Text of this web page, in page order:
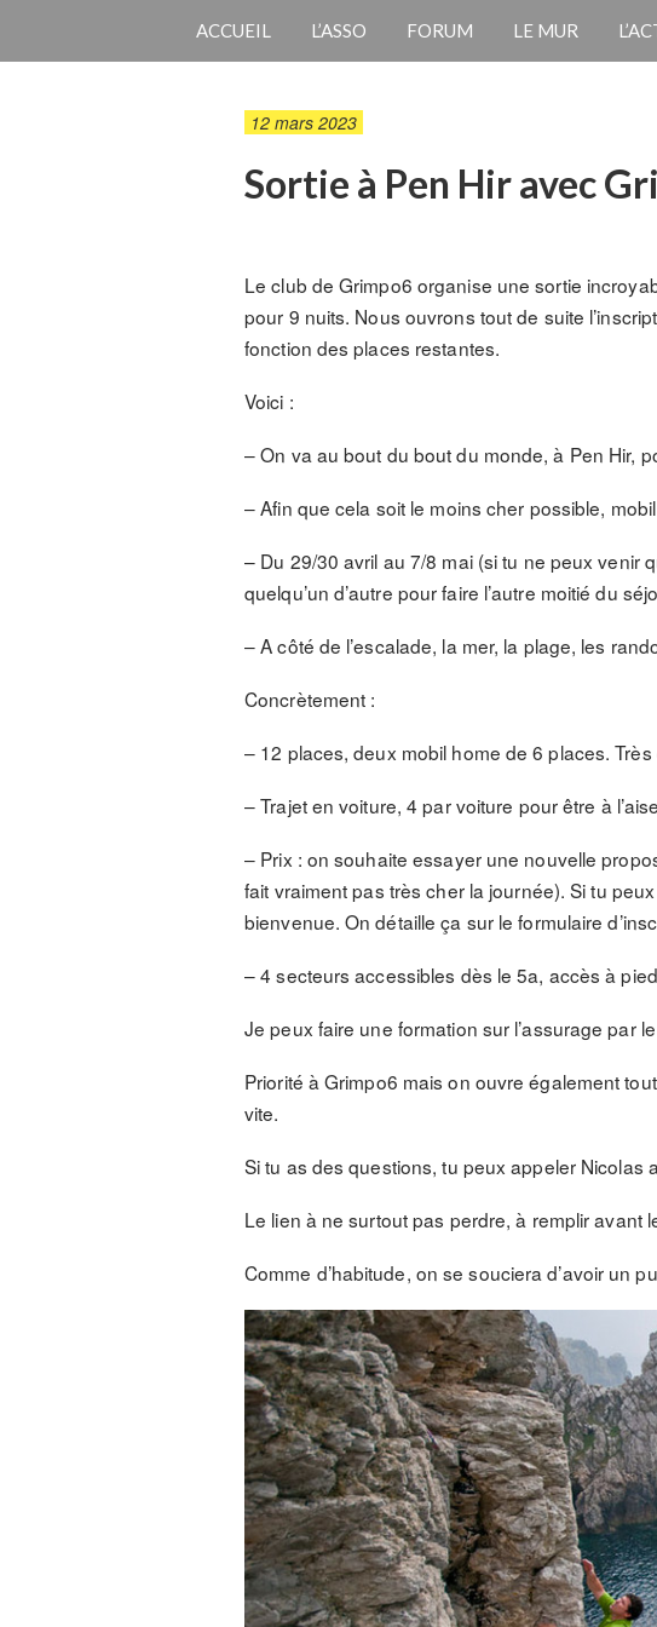
ACCUEIL L’ASSO FORUM LE MUR
12 mars 2023
Sortie à Pen Hir avec
Le club de Grimpo6 organise une sortie
pour 9 nuits. Nous ouvrons tout de suite
fonction des places restantes.
Voici :
– On va au bout du bout du monde, à Pen Hir,
– Afin que cela soit le moins cher possible,
– Du 29/30 avril au 7/8 mai (si tu ne peux venir
quelqu’un d’autre pour faire l’autre moitié du
– A côté de l’escalade, la mer, la plage, les
Concrètement :
– 12 places, deux mobil home de 6 places.
– Trajet en voiture, 4 par voiture pour être à
– Prix : on souhaite essayer une nouvelle
fait vraiment pas très cher la journée). Si tu
bienvenue. On détaille ça sur le formulaire
– 4 secteurs accessibles dès le 5a, accès à
Je peux faire une formation sur l’assurage par
Priorité à Grimpo6 mais on ouvre également
vite.
Si tu as des questions, tu peux appeler Nicolas
Le lien à ne surtout pas perdre, à remplir avant
Comme d’habitude, on se souciera d’avoir un